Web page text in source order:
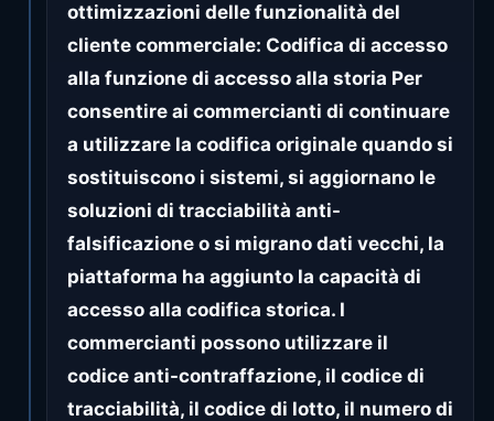
ottimizzazioni delle funzionalità del
cliente commerciale: Codifica di accesso
alla funzione di accesso alla storia Per
consentire ai commercianti di continuare
a utilizzare la codifica originale quando si
sostituiscono i sistemi, si aggiornano le
soluzioni di tracciabilità anti-
falsificazione o si migrano dati vecchi, la
piattaforma ha aggiunto la capacità di
accesso alla codifica storica. I
commercianti possono utilizzare il
codice anti-contraffazione, il codice di
tracciabilità, il codice di lotto, il numero di